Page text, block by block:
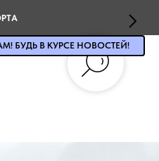
БУДЬ В КУРСЕ НОВОСТЕЙ!